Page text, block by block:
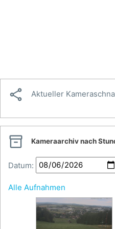
 Aktueller
 Kameraarchiv nach
Datum:
Alle Aufnahmen